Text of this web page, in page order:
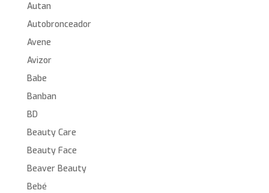
Autan
Autobronceador
Avene
Avizor
Babe
Banban
BD
Beauty Care
Beauty Face
Beaver Beauty
Bebé